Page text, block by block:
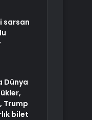
sarsan
Dünya
Trump
bilet